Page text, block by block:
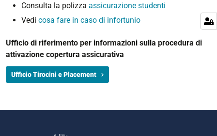
Consulta la polizza assicurazione studenti
Vedi cosa fare in caso di infortunio
Ufficio di riferimento per informazioni sulla procedura di
attivazione copertura assicurativa
Ufficio Tirocini e Placement